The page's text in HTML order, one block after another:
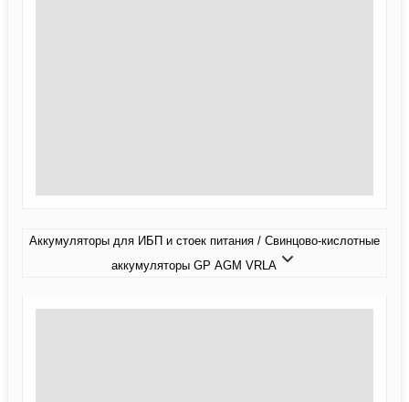
Аккумуляторы для ИБП и стоек питания / Свинцово-кислотные
аккумуляторы GP AGM VRLA